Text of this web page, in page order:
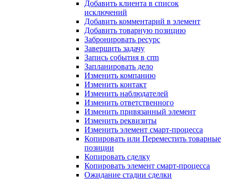
Добавить клиента в список
исключений
Добавить комментарий в элемент
Добавить товарную позицию
Забронировать ресурс
Завершить задачу
Запись события в crm
Запланировать дело
Изменить компанию
Изменить контакт
Изменить наблюдателей
Изменить ответственного
Изменить привязанный элемент
Изменить реквизиты
Изменить элемент смарт-процесса
Копировать или Переместить товарные
позиции
Копировать сделку
Копировать элемент смарт-процесса
Ожидание стадии сделки